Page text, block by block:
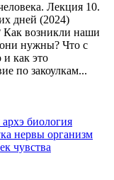
Лекция 10.
дней (2024)
Как возникли наши
они нужны? Что с
как это
по закоулкам...
архэ биология
нервы организм
чувства